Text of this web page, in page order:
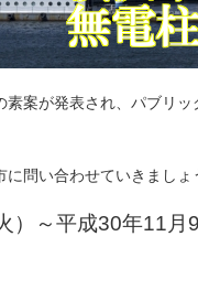
案が発表され、パブリ
問い合わせていきましょ
）～平成30年11月9